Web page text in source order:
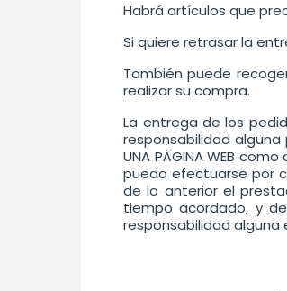
Habrá artículos que
Si quiere retrasar la
También puede
realizar su compra.
La entrega de los
responsabilidad alguna
UNA PÁGINA WEB
pueda efectuarse por
de lo anterior el
tiempo acordado, y
responsabilidad